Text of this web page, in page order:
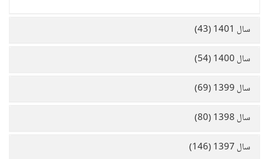
سال 1401 (43)
سال 1400 (54)
سال 1399 (69)
سال 1398 (80)
سال 1397 (146)